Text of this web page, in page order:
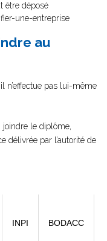
être déposé
une-entreprise
au
n’effectue pas lui-même
joindre le diplôme,
délivrée par l’autorité de
INPI BODACC